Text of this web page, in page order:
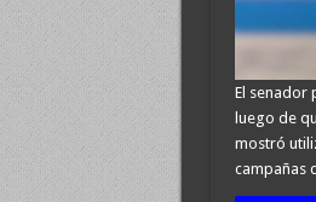
El senador
luego de
mostró
campañas